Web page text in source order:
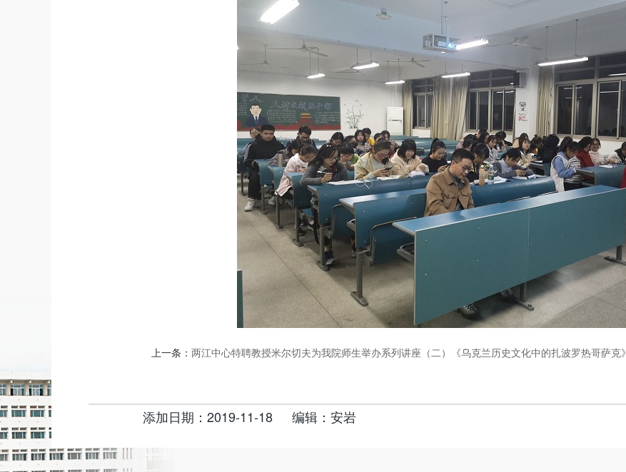
上一条： 两江中心特聘教授米尔切夫为我院师生举办系列讲座（二）《乌克兰历史文化中的扎波罗热哥萨克》
添加日期：2019-11-18 编辑：安岩